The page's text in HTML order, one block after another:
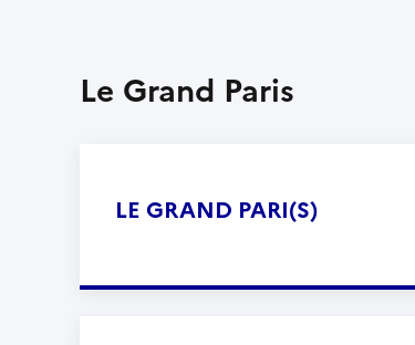
Le Grand Paris
LE GRAND PARI(S)